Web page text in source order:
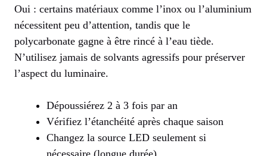
Oui : certains matériaux comme l’inox ou l’aluminium
nécessitent peu d’attention, tandis que le
polycarbonate gagne à être rincé à l’eau tiède.
N’utilisez jamais de solvants agressifs pour préserver
l’aspect du luminaire.
Dépoussiérez 2 à 3 fois par an
Vérifiez l’étanchéité après chaque saison
Changez la source LED seulement si